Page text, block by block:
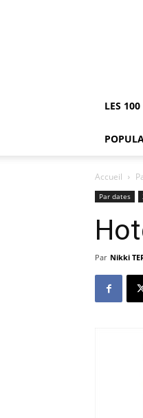
LES 100
Accueil
Par dates
Par Nikki